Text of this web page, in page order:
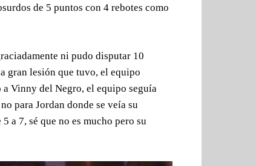
de 5 puntos con 4 rebotes como
ni pudo disputar 10
gran lesión que tuvo, el equipo
Vinny del Negro, el equipo seguía
para Jordan donde se veía su
a 7, sé que no es mucho pero su